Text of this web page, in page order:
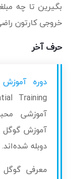
بگیرین تا چه
خروجی کارتون
حرف آخر
دوره
آموزشی
آموزش گوگل
دوبله شده‌اند.
معرفی گوگل